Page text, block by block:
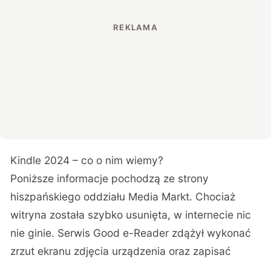
Kindle 2024 – co o nim wiemy?
Poniższe informacje pochodzą ze strony
hiszpańskiego oddziału Media Markt. Chociaż
witryna została szybko usunięta, w internecie nic
nie ginie. Serwis Good e-Reader zdążył wykonać
zrzut ekranu zdjęcia urządzenia oraz zapisać